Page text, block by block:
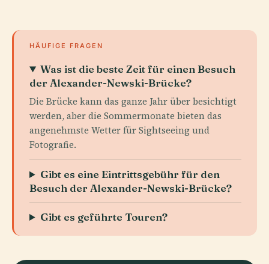
HÄUFIGE FRAGEN
Was ist die beste Zeit für einen Besuch
der Alexander-Newski-Brücke?
Die Brücke kann das ganze Jahr über besichtigt
werden, aber die Sommermonate bieten das
angenehmste Wetter für Sightseeing und
Fotografie.
Gibt es eine Eintrittsgebühr für den
Besuch der Alexander-Newski-Brücke?
Gibt es geführte Touren?